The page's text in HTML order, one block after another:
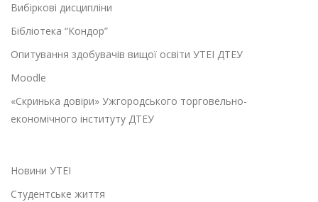
Вибіркові дисципліни
Бібліотека “Кондор”
Опитування здобувачів вищої освіти УТЕІ ДТЕУ
Moodle
«Скринька довіри» Ужгородського торговельно-
економічного інституту ДТЕУ
Новини УТЕІ
Студентське життя